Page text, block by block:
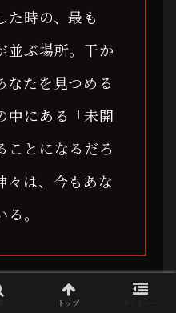
た時の、最も
並ぶ場所。干か
なたを見つめる
中にある「未開
ことになるだろ
々は、今もあな
。
トップ